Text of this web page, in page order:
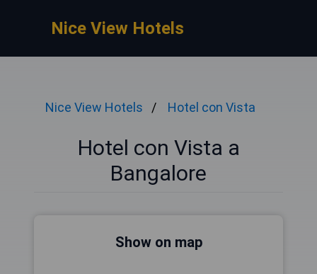
Nice View Hotels
Nice View Hotels Hotel con Vista
Hotel con Vista a
Bangalore
Show on map